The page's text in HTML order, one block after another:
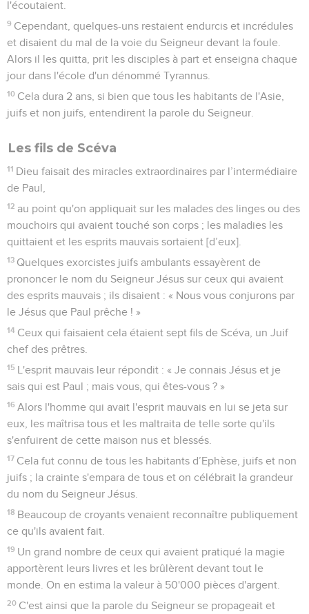
l'écoutaient.
9 Cependant, quelques-uns restaient endurcis et incrédules
et disaient du mal de la voie du Seigneur devant la foule.
Alors il les quitta, prit les disciples à part et enseigna chaque
jour dans l'école d'un dénommé Tyrannus.
10 Cela dura 2 ans, si bien que tous les habitants de l'Asie,
juifs et non juifs, entendirent la parole du Seigneur.
Les fils de Scéva
11 Dieu faisait des miracles extraordinaires par l’intermédiaire
de Paul,
12 au point qu'on appliquait sur les malades des linges ou des
mouchoirs qui avaient touché son corps ; les maladies les
quittaient et les esprits mauvais sortaient [d’eux].
13 Quelques exorcistes juifs ambulants essayèrent de
prononcer le nom du Seigneur Jésus sur ceux qui avaient
des esprits mauvais ; ils disaient : « Nous vous conjurons par
le Jésus que Paul prêche ! »
14 Ceux qui faisaient cela étaient sept fils de Scéva, un Juif
chef des prêtres.
15 L'esprit mauvais leur répondit : « Je connais Jésus et je
sais qui est Paul ; mais vous, qui êtes-vous ? »
16 Alors l'homme qui avait l'esprit mauvais en lui se jeta sur
eux, les maîtrisa tous et les maltraita de telle sorte qu'ils
s'enfuirent de cette maison nus et blessés.
17 Cela fut connu de tous les habitants d’Ephèse, juifs et non
juifs ; la crainte s'empara de tous et on célébrait la grandeur
du nom du Seigneur Jésus.
18 Beaucoup de croyants venaient reconnaître publiquement
ce qu'ils avaient fait.
19 Un grand nombre de ceux qui avaient pratiqué la magie
apportèrent leurs livres et les brûlèrent devant tout le
monde. On en estima la valeur à 50'000 pièces d'argent.
20 C'est ainsi que la parole du Seigneur se propageait et